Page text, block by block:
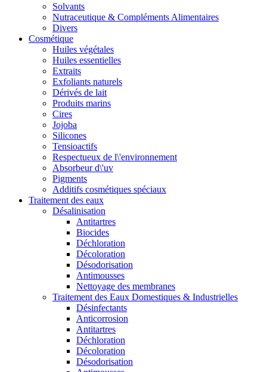
Solvants
Nutraceutique & Compléments Alimentaires
Divers
Cosmétique
Huiles végétales
Huiles essentielles
Extraits
Exfoliants naturels
Dérivés de lait
Produits marins
Cires
Jojoba
Silicones
Tensioactifs
Respectueux de l\'environnement
Absorbeur d\'uv
Pigments
Additifs cosmétiques spéciaux
Traitement des eaux
Désalinisation
Antitartres
Biocides
Déchloration
Décoloration
Désodorisation
Antimousses
Nettoyage des membranes
Traitement des Eaux Domestiques & Industrielles
Désinfectants
Anticorrosion
Antitartres
Déchloration
Décoloration
Désodorisation